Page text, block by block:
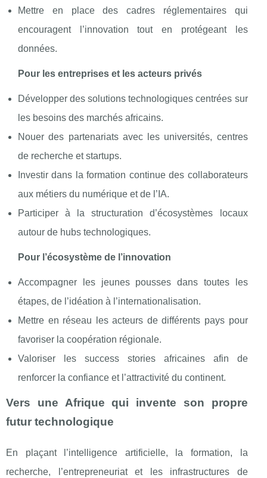
Mettre en place des cadres réglementaires qui
encouragent l’innovation tout en protégeant les
données.
Pour les entreprises et les acteurs privés
Développer des solutions technologiques centrées sur
les besoins des marchés africains.
Nouer des partenariats avec les universités, centres
de recherche et startups.
Investir dans la formation continue des collaborateurs
aux métiers du numérique et de l’IA.
Participer à la structuration d’écosystèmes locaux
autour de hubs technologiques.
Pour l’écosystème de l’innovation
Accompagner les jeunes pousses dans toutes les
étapes, de l’idéation à l’internationalisation.
Mettre en réseau les acteurs de différents pays pour
favoriser la coopération régionale.
Valoriser les success stories africaines afin de
renforcer la confiance et l’attractivité du continent.
Vers une Afrique qui invente son propre
futur technologique
En plaçant l’intelligence artificielle, la formation, la
recherche, l’entrepreneuriat et les infrastructures de